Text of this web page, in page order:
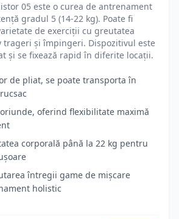
05 este o curea de antrenament
gradul 5 (14-22 kg). Poate fi
de exerciții cu greutatea
trageri și împingeri. Dispozitivul este
și se fixează rapid în diferite locații.
de pliat, se poate transporta în
oferind flexibilitate maximă
corporală până la 22 kg pentru
întregii game de mișcare
holistic